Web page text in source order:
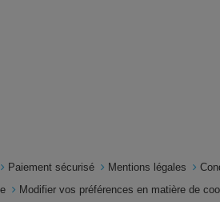
Paiement sécurisé Mentions légales
Modifier vos préférences en matière de